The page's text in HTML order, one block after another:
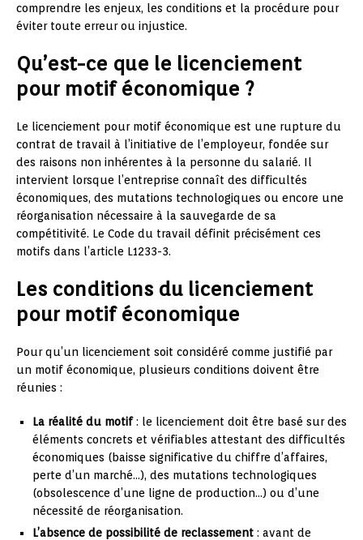
comprendre les enjeux, les conditions et la procédure pour
éviter toute erreur ou injustice.
Qu’est-ce que le licenciement
pour motif économique ?
Le licenciement pour motif économique est une rupture du
contrat de travail à l’initiative de l’employeur, fondée sur
des raisons non inhérentes à la personne du salarié. Il
intervient lorsque l’entreprise connaît des difficultés
économiques, des mutations technologiques ou encore une
réorganisation nécessaire à la sauvegarde de sa
compétitivité. Le Code du travail définit précisément ces
motifs dans l’article L1233-3.
Les conditions du licenciement
pour motif économique
Pour qu’un licenciement soit considéré comme justifié par
un motif économique, plusieurs conditions doivent être
réunies :
La réalité du motif: le licenciement doit être basé sur des
éléments concrets et vérifiables attestant des difficultés
économiques (baisse significative du chiffre d’affaires,
perte d’un marché…), des mutations technologiques
(obsolescence d’une ligne de production…) ou d’une
nécessité de réorganisation.
L’absence de possibilité de reclassement : avant de